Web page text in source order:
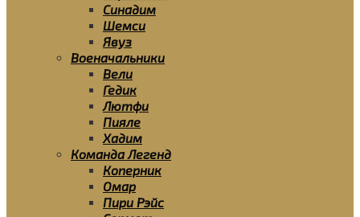
Синадим
Шемси
Явуз
Военачальники
Вели
Гедик
Лютфи
Пияле
Хадим
Команда Легенд
Коперник
Омар
Пири Рэйс